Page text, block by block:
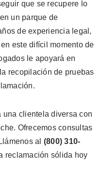
que se recupere lo
un parque de
de experiencia legal,
este difícil momento de
le apoyará en
recopilación de pruebas
una clientela diversa con
Ofrecemos consultas
al (800) 310-
reclamación sólida hoy